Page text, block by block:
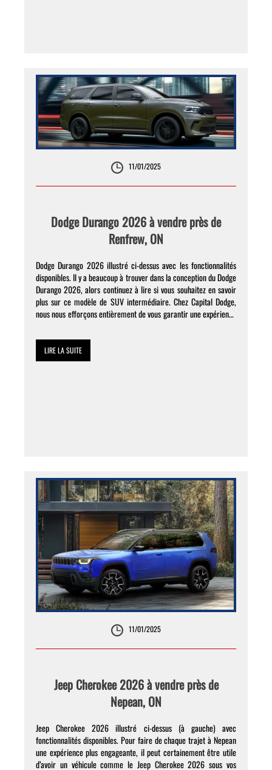
11/01/2025
Dodge Durango 2026 à vendre près de
Renfrew, ON
Dodge Durango 2026 illustré ci-dessus avec les fonctionnalités
disponibles. Il y a beaucoup à trouver dans la conception du Dodge
Durango 2026, alors continuez à lire si vous souhaitez en savoir
plus sur ce modèle de SUV intermédiaire. Chez Capital Dodge,
nous nous efforçons entièrement de vous garantir une expérience
LIRE LA SUITE
11/01/2025
Jeep Cherokee 2026 à vendre près de
Nepean, ON
Jeep Cherokee 2026 illustré ci-dessus (à gauche) avec
fonctionnalités disponibles. Pour faire de chaque trajet à Nepean
une expérience plus engageante, il peut certainement être utile
d’avoir un véhicule comme le Jeep Cherokee 2026 sous vos